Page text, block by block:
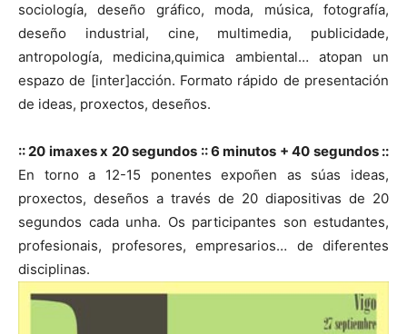
sociología, deseño gráfico, moda, música, fotografía,
deseño industrial, cine, multimedia, publicidade,
antropología, medicina,quimica ambiental… atopan un
espazo de [inter]acción. Formato rápido de presentación
de ideas, proxectos, deseños.
:: 20 imaxes x 20 segundos :: 6 minutos + 40 segundos ::
En torno a 12-15 ponentes expoñen as súas ideas,
proxectos, deseños a través de 20 diapositivas de 20
segundos cada unha. Os participantes son estudantes,
profesionais, profesores, empresarios… de diferentes
disciplinas.